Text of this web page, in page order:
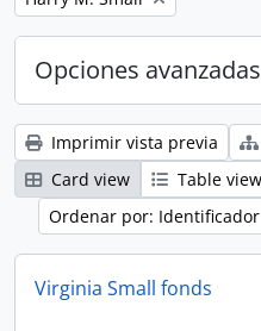
Opciones
Imprimir vista previa
Card view
Table view
Ordenar por: Identificador
Virginia Small fonds